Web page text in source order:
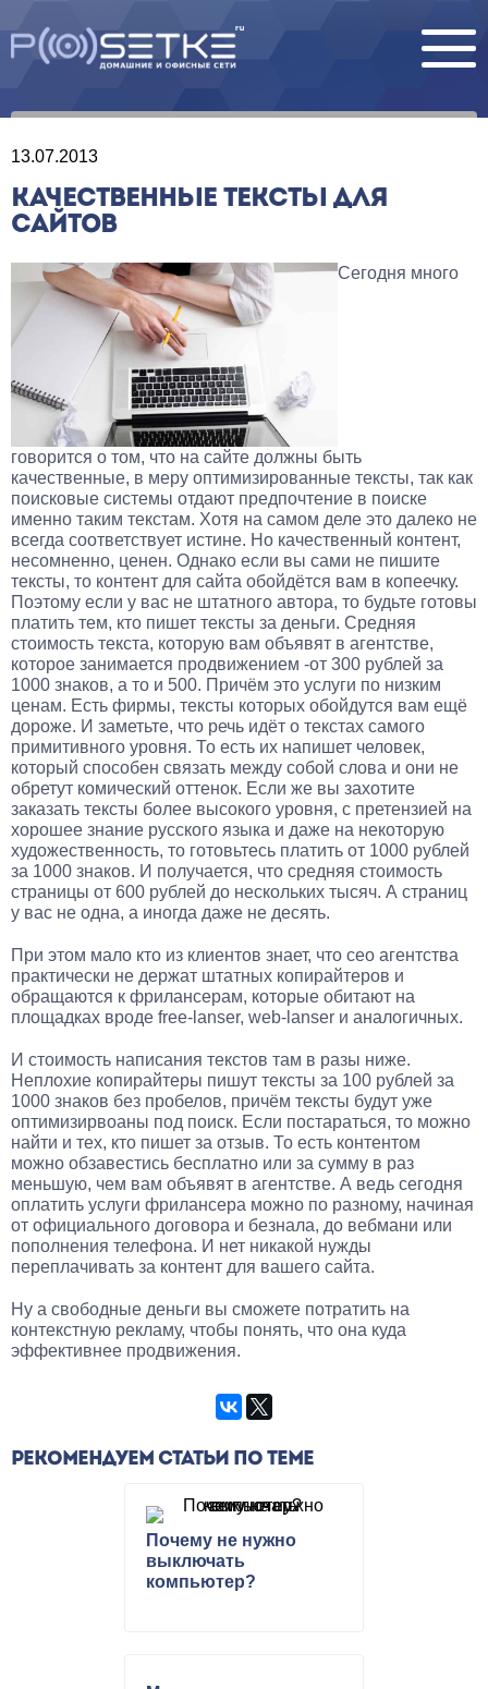
13.07.2013
КАЧЕСТВЕННЫЕ ТЕКСТЫ ДЛЯ
САЙТОВ
Сегодня много
говорится о том, что на сайте должны быть
качественные, в меру оптимизированные тексты, так как
поисковые системы отдают предпочтение в поиске
именно таким текстам. Хотя на самом деле это далеко не
всегда соответствует истине. Но качественный контент,
несомненно, ценен. Однако если вы сами не пишите
тексты, то контент для сайта обойдётся вам в копеечку.
Поэтому если у вас не штатного автора, то будьте готовы
платить тем, кто пишет тексты за деньги. Средняя
стоимость текста, которую вам объявят в агентстве,
которое занимается продвижением -от 300 рублей за
1000 знаков, а то и 500. Причём это услуги по низким
ценам. Есть фирмы, тексты которых обойдутся вам ещё
дороже. И заметьте, что речь идёт о текстах самого
примитивного уровня. То есть их напишет человек,
который способен связать между собой слова и они не
обретут комический оттенок. Если же вы захотите
заказать тексты более высокого уровня, с претензией на
хорошее знание русского языка и даже на некоторую
художественность, то готовьтесь платить от 1000 рублей
за 1000 знаков. И получается, что средняя стоимость
страницы от 600 рублей до нескольких тысяч. А страниц
у вас не одна, а иногда даже не десять.
При этом мало кто из клиентов знает, что сео агентства
практически не держат штатных копирайтеров и
обращаются к фрилансерам, которые обитают на
площадках вроде free-lanser, web-lanser и аналогичных.
И стоимость написания текстов там в разы ниже.
Неплохие копирайтеры пишут тексты за 100 рублей за
1000 знаков без пробелов, причём тексты будут уже
оптимизирвоаны под поиск. Если постараться, то можно
найти и тех, кто пишет за отзыв. То есть контентом
можно обзавестись бесплатно или за сумму в раз
меньшую, чем вам объявят в агентстве. А ведь сегодня
оплатить услуги фрилансера можно по разному, начиная
от официального договора и безнала, до вебмани или
пополнения телефона. И нет никакой нужды
переплачивать за контент для вашего сайта.
Ну а свободные деньги вы сможете потратить на
контекстную рекламу, чтобы понять, что она куда
эффективнее продвижения.
РЕКОМЕНДУЕМ СТАТЬИ ПО ТЕМЕ
Почему не нужно
выключать
компьютер?